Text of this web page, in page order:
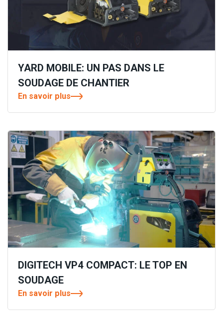
YARD MOBILE: UN PAS DANS LE
SOUDAGE DE CHANTIER
En savoir plus
DIGITECH VP4 COMPACT: LE TOP EN
SOUDAGE
En savoir plus